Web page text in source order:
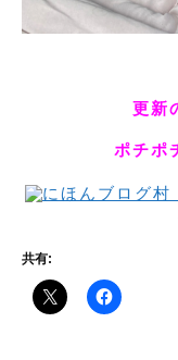
更新
ポチポ
共有: